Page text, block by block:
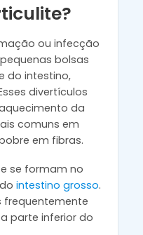
ou infecção
bolsas
do intestino,
divertículos
da
comuns em
em fibras.
se formam no
intestino grosso.
frequentemente
parte inferior do